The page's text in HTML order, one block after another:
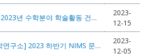
[대한수학회] 2023년 수학분야 학술활동 건전성 강화 포럼 개최안내 (23.12.15.(금) 오후 3시)
2023-
12-15
[국가수리과학연구소] 2023 하반기 NIMS 문제해결 워크샵
2023-
12-05